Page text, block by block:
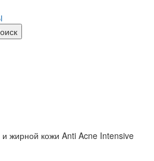
жирной кожи Anti Acne Intensive